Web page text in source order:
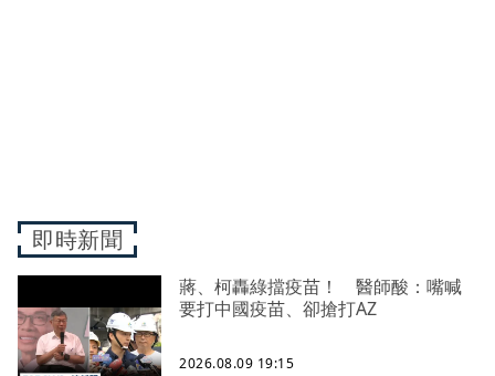
即時新聞
蔣、柯轟綠擋疫苗！ 醫師酸：嘴喊
要打中國疫苗、卻搶打AZ
2026.08.09 19:15